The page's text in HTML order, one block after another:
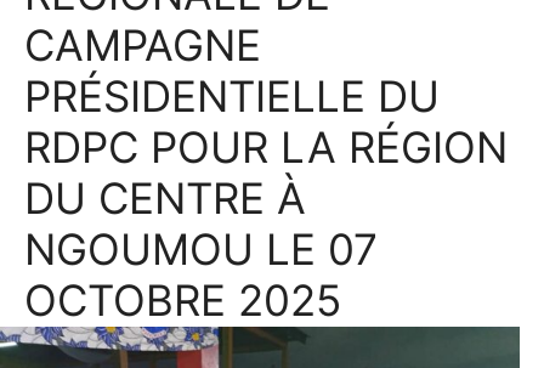
CAMPAGNE
PRÉSIDENTIELLE DU
RDPC POUR LA RÉGION
DU CENTRE À
NGOUMOU LE 07
OCTOBRE 2025